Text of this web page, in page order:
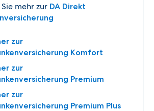
mehr zur DA Direkt
zur
Komfort
zur
Premium
zur
Premium Plus